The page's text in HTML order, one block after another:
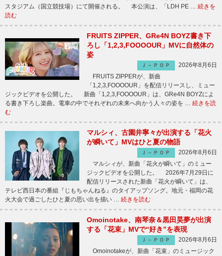
スタジアム（国立競技場）にて開催される。 本公演は、「LDH PE … 続きを
読む
FRUITS ZIPPER、GRe4N BOYZ書き下
ろし「1,2,3,FOOOOUR」MVに自然体の
姿
Ｊ－ＰＯＰ
2026年8月6日
FRUITS ZIPPERが、新曲
「1,2,3,FOOOOUR」を配信リリースし、ミュー
ジックビデオを公開した。 新曲「1,2,3,FOOOOUR」は、GRe4N BOYZによ
る書き下ろし楽曲。電車の中でそれぞれの未来へ向かう人々の姿を … 続きを読
む
マルシィ、古園井寧々が出演する「花火
が瞬いて」MVはひと夏の物語
Ｊ－ＰＯＰ
2026年8月6日
マルシィが、新曲「花火が瞬いて」のミュー
ジックビデオを公開した。 2026年7月29日に
配信リリースされた新曲「花火が瞬いて」は、
テレビ西日本の番組『じもちゃんねる』のタイアップソング。地元・福岡の花
火大会で過ごしたひと夏の思い出を描い … 続きを読む
Omoinotake、南琴奈＆黒田昊夢が出演
する「花束」MVで“好き”を表現
Ｊ－ＰＯＰ
2026年8月6日
Omoinotakeが、新曲「花束」のミュージック